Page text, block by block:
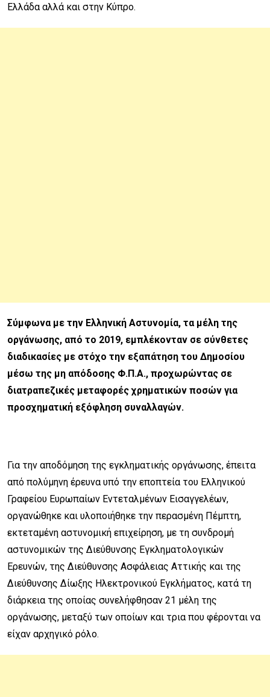
Ελλάδα αλλά και στην Κύπρο.
Σύμφωνα με την Ελληνική Αστυνομία, τα μέλη της
οργάνωσης, από το 2019, εμπλέκονταν σε σύνθετες
διαδικασίες με στόχο την εξαπάτηση του Δημοσίου
μέσω της μη απόδοσης Φ.Π.Α., προχωρώντας σε
διατραπεζικές μεταφορές χρηματικών ποσών για
προσχηματική εξόφληση συναλλαγών.
Για την αποδόμηση της εγκληματικής οργάνωσης, έπειτα
από πολύμηνη έρευνα υπό την εποπτεία του Ελληνικού
Γραφείου Ευρωπαίων Εντεταλμένων Εισαγγελέων,
οργανώθηκε και υλοποιήθηκε την περασμένη Πέμπτη,
εκτεταμένη αστυνομική επιχείρηση, με τη συνδρομή
αστυνομικών της Διεύθυνσης Εγκληματολογικών
Ερευνών, της Διεύθυνσης Ασφάλειας Αττικής και της
Διεύθυνσης Δίωξης Ηλεκτρονικού Εγκλήματος, κατά τη
διάρκεια της οποίας συνελήφθησαν 21 μέλη της
οργάνωσης, μεταξύ των οποίων και τρια που φέρονται να
είχαν αρχηγικό ρόλο.